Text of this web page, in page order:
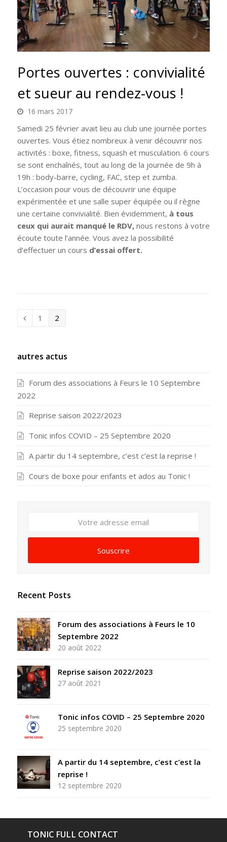
Portes ouvertes : convivialité
et sueur au rendez-vous !
16 mars 2017
Samedi 25 février avait lieu au club une journée portes
ouvertes. Vous étiez nombreux à venir découvrir nos
activités : boxe, fitness, squash et musculation. 6 cours
se sont enchaînés, tout au long de la journée de 9h à
19h : body-barre, cycling, FAC, step et zumba.
L’occasion pour vous de découvrir une équipe
expérimentée et une salle super équipée ou il règne
une certaine convivialité. Bien évidemment, à tous
ceux qui aurait manqué le RDV, nous restons à votre
écoute toute l’année. Vous avez la possibilité
d’effectuer un cours d’essai offert.
Précédent
Page
1 Page
2
autres actus
Forum des associations à Feurs le 10 Septembre
2022
Reprise saison 2022/2023
Tonic infos COVID – 25 Septembre 2020
A partir du 14 septembre, c’est c’est la reprise !
Cours de boxe pour enfants et ados au Tonic !
Souscrire
Recent Posts
Forum des associations à Feurs le 10
Septembre 2022
20 août 2022
Reprise saison 2022/2023
27 août 2021
Tonic infos COVID – 25 Septembre 2020
25 septembre 2020
A partir du 14 septembre, c’est c’est la
reprise !
12 septembre 2020
TONIC FULL CONTACT